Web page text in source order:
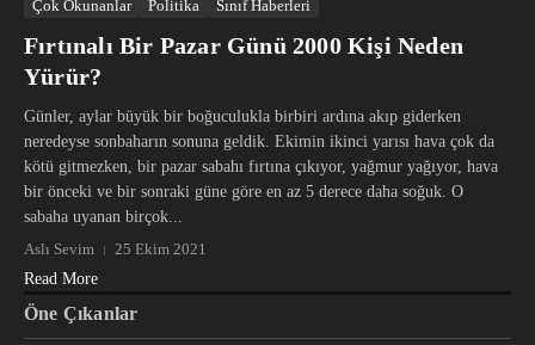
Çok Okunanlar Politika Sınıf Haberleri
Fırtınalı Bir Pazar Günü 2000 Kişi Neden
Yürür?
Günler, aylar büyük bir boğuculukla birbiri ardına akıp giderken
neredeyse sonbaharın sonuna geldik. Ekimin ikinci yarısı hava çok da
kötü gitmezken, bir pazar sabahı fırtına çıkıyor, yağmur yağıyor, hava
bir önceki ve bir sonraki güne göre en az 5 derece daha soğuk. O
sabaha uyanan birçok...
Aslı Sevim
25 Ekim 2021
Read More
Öne Çıkanlar